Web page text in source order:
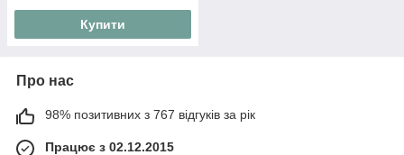
Купити
Про нас
98% позитивних з 767 відгуків за рік
Працює з 02.12.2015